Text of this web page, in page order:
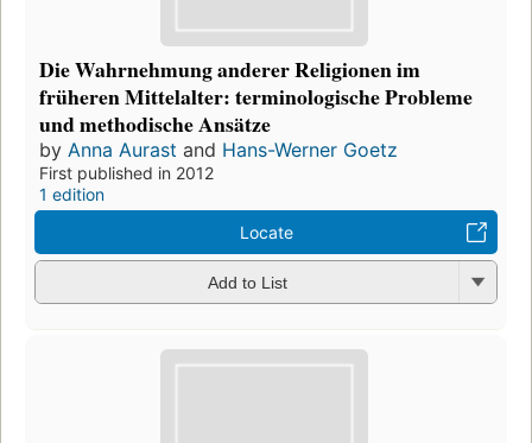
Die Wahrnehmung anderer Religionen im
früheren Mittelalter: terminologische Probleme
und methodische Ansätze
by Anna Aurast and Hans-Werner Goetz
First published in 2012
1 edition
Locate
Add to List